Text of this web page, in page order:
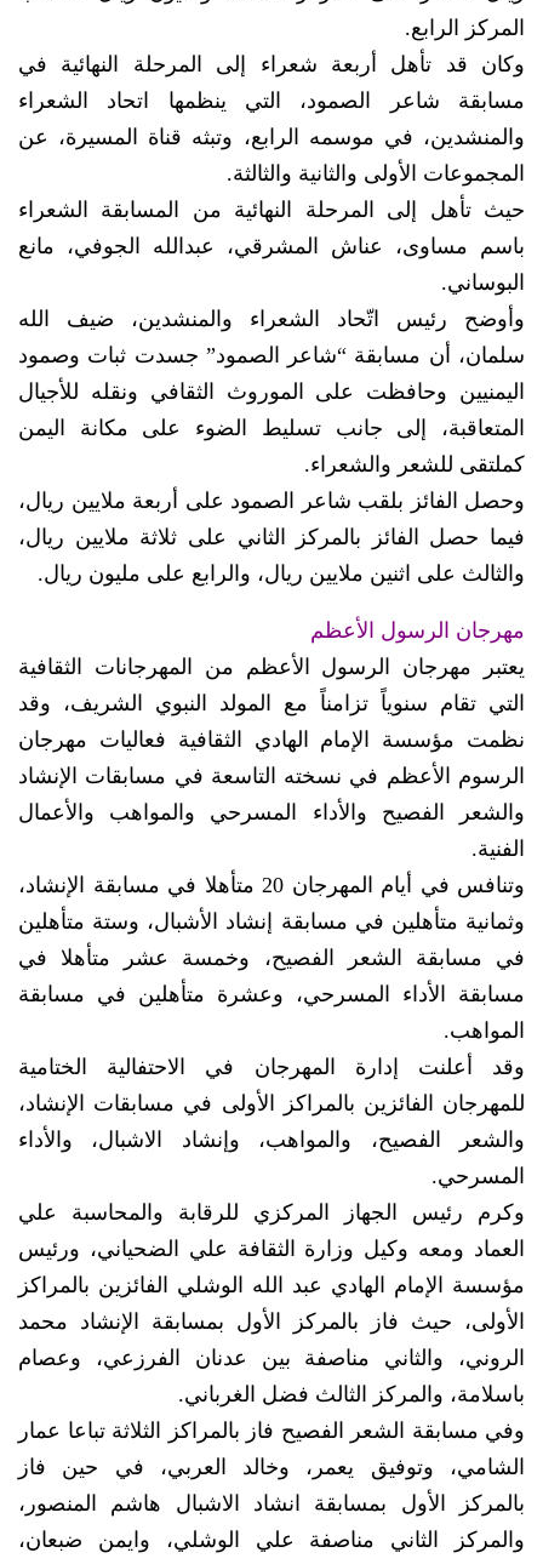
المركز الرابع.
وكان قد تأهل أربعة شعراء إلى المرحلة النهائية في
مسابقة شاعر الصمود، التي ينظمها اتحاد الشعراء
والمنشدين، في موسمه الرابع، وتبثه قناة المسيرة، عن
المجموعات الأولى والثانية والثالثة.
حيث تأهل إلى المرحلة النهائية من المسابقة الشعراء
باسم مساوى، عناش المشرقي، عبدالله الجوفي، مانع
البوساني.
وأوضح رئيس اتّحاد الشعراء والمنشدين، ضيف الله
سلمان، أن مسابقة “شاعر الصمود” جسدت ثبات وصمود
اليمنيين وحافظت على الموروث الثقافي ونقله للأجيال
المتعاقبة، إلى جانب تسليط الضوء على مكانة اليمن
كملتقى للشعر والشعراء.
وحصل الفائز بلقب شاعر الصمود على أربعة ملايين ريال،
فيما حصل الفائز بالمركز الثاني على ثلاثة ملايين ريال،
والثالث على اثنين ملايين ريال، والرابع على مليون ريال.
مهرجان الرسول الأعظم
يعتبر مهرجان الرسول الأعظم من المهرجانات الثقافية
التي تقام سنوياً تزامناً مع المولد النبوي الشريف، وقد
نظمت مؤسسة الإمام الهادي الثقافية فعاليات مهرجان
الرسوم الأعظم في نسخته التاسعة في مسابقات الإنشاد
والشعر الفصيح والأداء المسرحي والمواهب والأعمال
الفنية.
وتنافس في أيام المهرجان 20 متأهلا في مسابقة الإنشاد،
وثمانية متأهلين في مسابقة إنشاد الأشبال، وستة متأهلين
في مسابقة الشعر الفصيح، وخمسة عشر متأهلا في
مسابقة الأداء المسرحي، وعشرة متأهلين في مسابقة
المواهب.
وقد أعلنت إدارة المهرجان في الاحتفالية الختامية
للمهرجان الفائزين بالمراكز الأولى في مسابقات الإنشاد،
والشعر الفصيح، والمواهب، وإنشاد الاشبال، والأداء
المسرحي.
وكرم رئيس الجهاز المركزي للرقابة والمحاسبة علي
العماد ومعه وكيل وزارة الثقافة علي الضحياني، ورئيس
مؤسسة الإمام الهادي عبد الله الوشلي الفائزين بالمراكز
الأولى، حيث فاز بالمركز الأول بمسابقة الإنشاد محمد
الروني، والثاني مناصفة بين عدنان الفرزعي، وعصام
باسلامة، والمركز الثالث فضل الغرباني.
وفي مسابقة الشعر الفصيح فاز بالمراكز الثلاثة تباعا عمار
الشامي، وتوفيق يعمر، وخالد العربي، في حين فاز
بالمركز الأول بمسابقة انشاد الاشبال هاشم المنصور،
والمركز الثاني مناصفة علي الوشلي، وايمن ضبعان،